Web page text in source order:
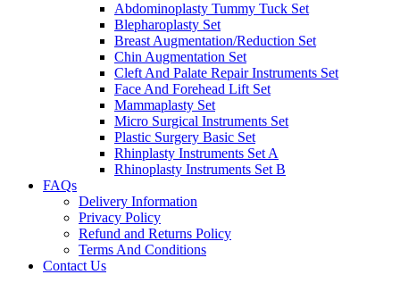
Abdominoplasty Tummy Tuck Set
Blepharoplasty Set
Breast Augmentation/Reduction Set
Chin Augmentation Set
Cleft And Palate Repair Instruments Set
Face And Forehead Lift Set
Mammaplasty Set
Micro Surgical Instruments Set
Plastic Surgery Basic Set
Rhinplasty Instruments Set A
Rhinoplasty Instruments Set B
FAQs
Delivery Information
Privacy Policy
Refund and Returns Policy
Terms And Conditions
Contact Us